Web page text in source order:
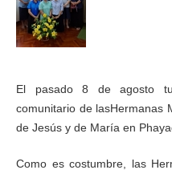
El pasado 8 de agosto
comunitario de lasHermanas
de Jesús y de María en
Como es costumbre, las